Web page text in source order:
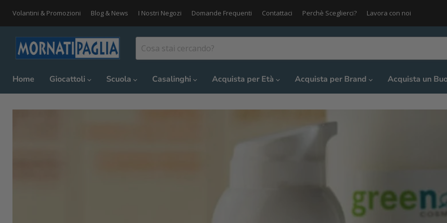
Volantini & Promozioni Blog & News I Nostri Negozi Domande Frequenti Contattaci Perchè Sceglierci? Lavora con noi
Home Giocattoli Scuola Casalinghi Acquista per Età Acquista per Brand Acquista un